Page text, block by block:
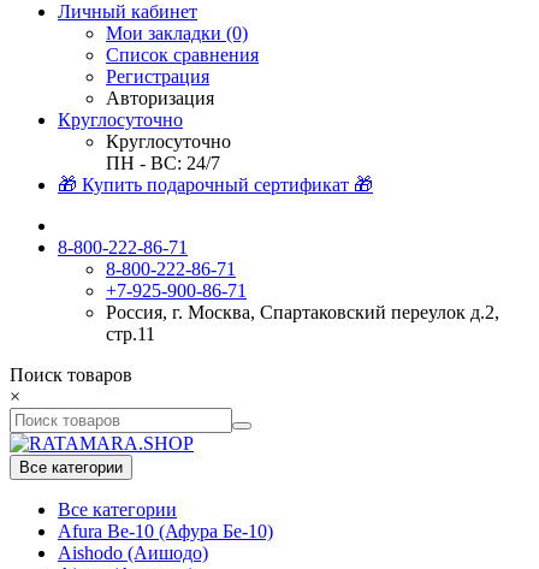
Личный кабинет
Мои закладки (0)
Список сравнения
Регистрация
Авторизация
Круглосуточно
Круглосуточно
ПН - ВС: 24/7
🎁 Купить подарочный сертификат 🎁
8-800-222-86-71
8-800-222-86-71
+7-925-900-86-71
Россия, г. Москва, Спартаковский переулок д.2,
стр.11
Поиск товаров
×
Все категории
Все категории
Afura Be-10 (Афура Бе-10)
Aishodo (Аишодо)